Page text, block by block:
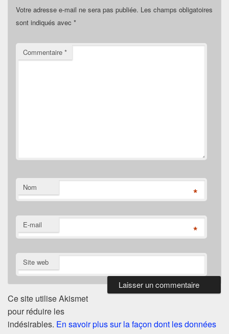
Votre adresse e-mail ne sera pas publiée. Les champs obligatoires
sont indiqués avec *
Commentaire *
Nom *
E-mail *
Site web
Ce site utilise Akismet
pour réduire les
indésirables. En savoir plus sur la façon dont les données